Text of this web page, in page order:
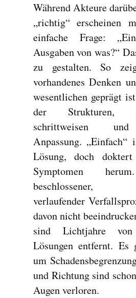
Während Akteure
„richtig“ erscheinen
einfache Frage:
Ausgaben von was?“
zu gestalten. So
vorhandenes Denken
wesentlichen geprägt
der Strukturen,
schrittweisen
Anpassung. „Einfach“
Lösung, doch
Symptomen
beschlossener,
verlaufender
davon nicht
sind Lichtjahre von
Lösungen entfernt. Es
um
und Richtung sind
Augen verloren.